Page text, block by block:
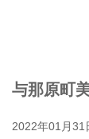
与那原町
2022年01月31